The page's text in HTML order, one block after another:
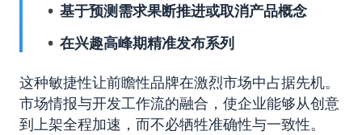
基于预测需求果断推进或取消产品概念
在兴趣高峰期精准发布系列
这种敏捷性让前瞻性品牌在激烈市场中占据先机。
市场情报与开发工作流的融合，使企业能够从创意
到上架全程加速，而不必牺牲准确性与一致性。